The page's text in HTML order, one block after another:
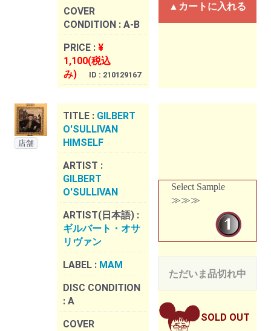
COVER
CONDITION : A-B
PRICE : ¥
1,100(税込
み)
ID : 210129167
▲カートに入れる
店舗
TITLE : GILBERT
O'SULLIVAN
HIMSELF
ARTIST :
GILBERT
O'SULLIVAN
ARTIST(日本語) :
ギルバート・オサ
リヴァン
LABEL : MAM
DISC CONDITION
: A
COVER
Select Sample
≫≫≫
ただいま品切れ中
SOLD OUT